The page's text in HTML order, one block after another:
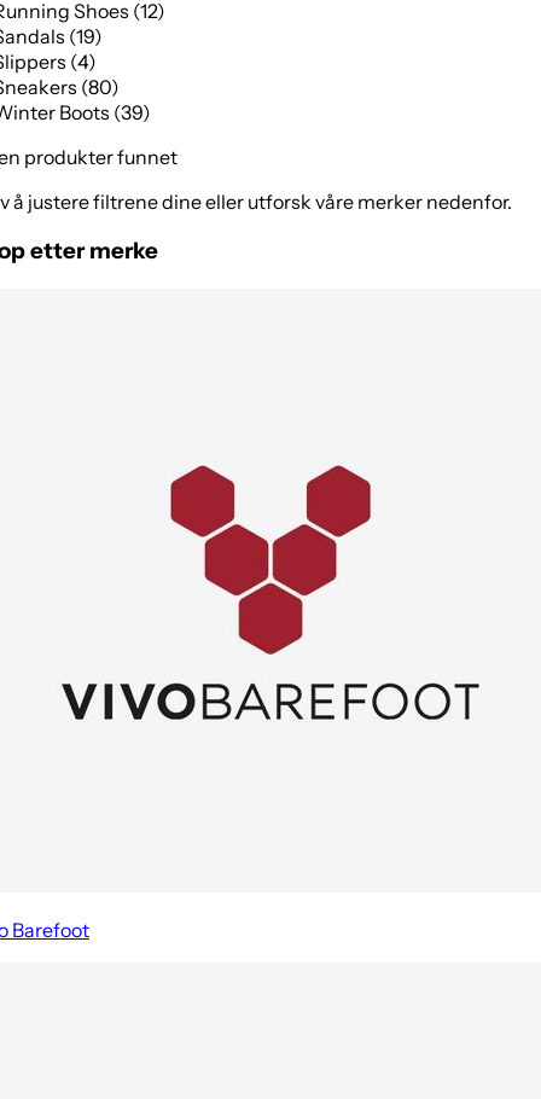
Shoes (12)
(19)
(4)
(80)
Boots (39)
produkter funnet
å justere filtrene dine eller utforsk våre merker nedenfor.
etter merke
Barefoot